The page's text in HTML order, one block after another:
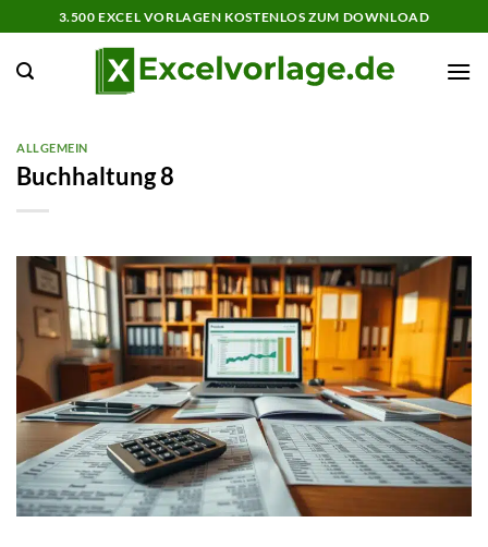
Inhalt
springen
3.500 EXCEL VORLAGEN KOSTENLOS ZUM DOWNLOAD
ALLGEMEIN
Buchhaltung 8